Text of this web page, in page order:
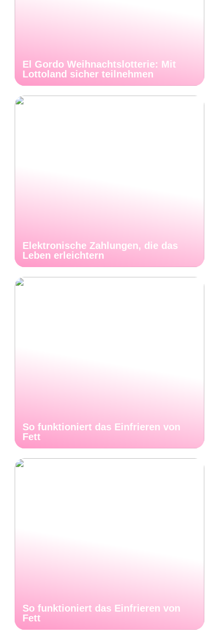
El Gordo Weihnachtslotterie: Mit
Lottoland sicher teilnehmen
Elektronische Zahlungen, die das
Leben erleichtern
So funktioniert das Einfrieren von
Fett
So funktioniert das Einfrieren von
Fett